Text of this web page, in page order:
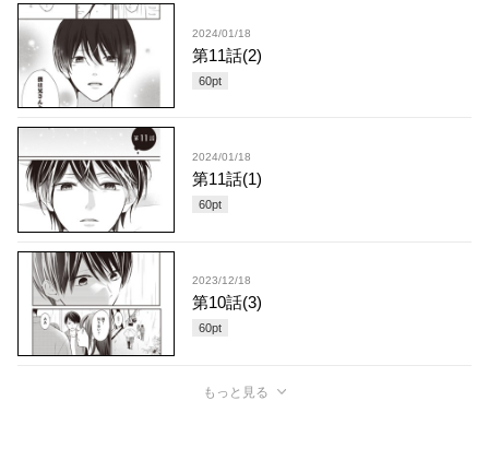
2024/01/18
第11話(2)
60pt
2024/01/18
第11話(1)
60pt
2023/12/18
第10話(3)
60pt
もっと見る